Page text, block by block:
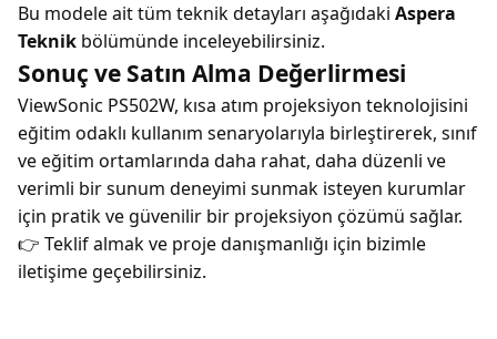
Bu modele ait tüm teknik detayları aşağıdaki Aspera
Teknik bölümünde inceleyebilirsiniz.
Sonuç ve Satın Alma Değerlirmesi
ViewSonic PS502W, kısa atım projeksiyon teknolojisini
eğitim odaklı kullanım senaryolarıyla birleştirerek, sınıf
ve eğitim ortamlarında daha rahat, daha düzenli ve
verimli bir sunum deneyimi sunmak isteyen kurumlar
için pratik ve güvenilir bir projeksiyon çözümü sağlar.
👉 Teklif almak ve proje danışmanlığı için bizimle
iletişime geçebilirsiniz.